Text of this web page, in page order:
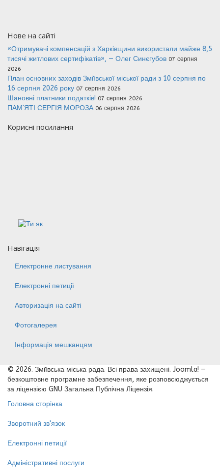
Нове на сайті
«Отримувачі компенсацій з Харківщини використали майже 8,5
тисячі житлових сертифікатів», — Олег Синєгубов 07 серпня
2026
План основних заходів Зміївської міської ради з 10 серпня по
16 серпня 2026 року 07 серпня 2026
Шановні платники податків! 07 серпня 2026
ПАМ'ЯТІ СЕРГІЯ МОРОЗА 06 серпня 2026
Корисні посилання
Навігація
Електронне листування
Електронні петиції
Авторизація на сайті
Фотогалерея
Інформація мешканцям
© 2026. Зміївська міська рада. Всі права захищені. Joomla! —
безкоштовне програмне забезпечення, яке розповсюджується
за ліцензією GNU Загальна Публічна Ліцензія.
Головна сторінка
Зворотний зв'язок
Електронні петиції
Адміністративні послуги